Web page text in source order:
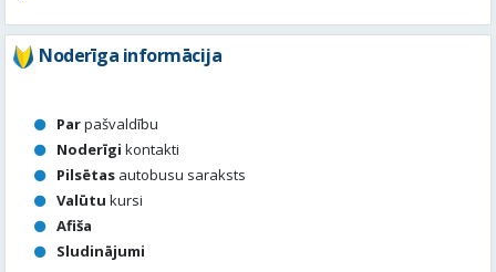
Noderīga informācija
Parpašvaldību
Noderīgi kontakti
Pilsētas autobusu saraksts
Valūtu kursi
Afiša
Sludinājumi